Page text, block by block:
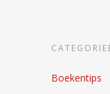
Boekentips